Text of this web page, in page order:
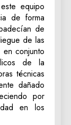
equipo
de forma
de
de las
conjunto
de la
técnicas
dañado
por
en los